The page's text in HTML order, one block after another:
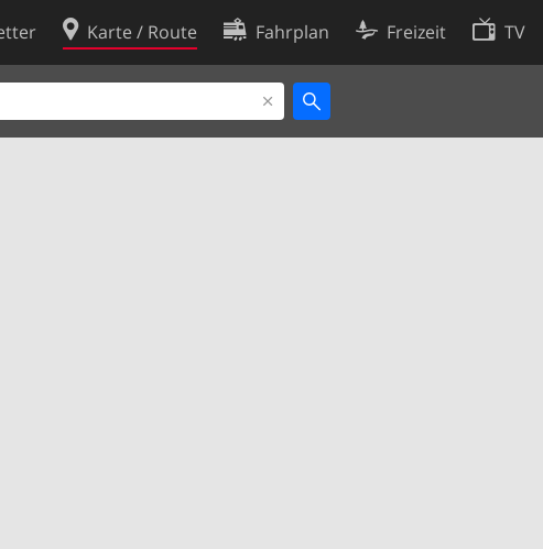
Karte / Route Fahrplan Freizeit TV
Cookie-Richtlinie
Cookie-Einstellungen